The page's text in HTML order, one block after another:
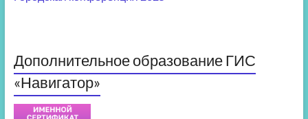
Дополнительное образование ГИС
«Навигатор»